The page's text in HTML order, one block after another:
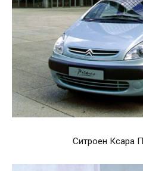
Ситроен Ксара